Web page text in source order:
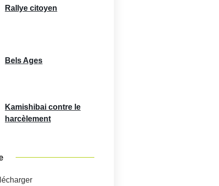
Rallye citoyen
Bels Ages
Kamishibai contre le
harcèlement